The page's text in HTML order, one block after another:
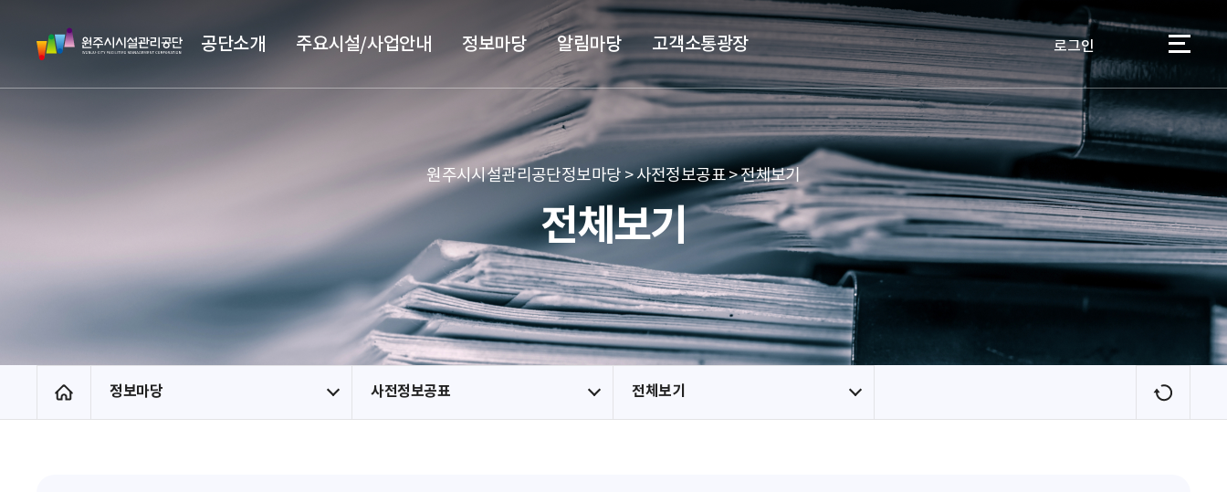
본문 바로가기
메뉴 바로가기
원
주
시
관
단
공단소개 주요시설/사업안내 정보마당 알림마당 고객소통광장 로그인 이용자
원주시시설관리공단정보마당 > 사전정보공표 > 전체보기
전체보기
홈 정보마당 사전정보공표 전체보기
새
로